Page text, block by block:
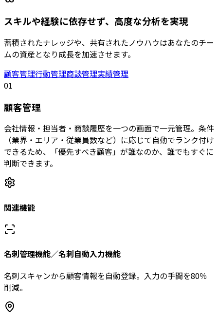
スキルや経験に依存せず、高度な分析を実現
蓄積されたナレッジや、共有されたノウハウはあなたのチー
ムの資産となり成長を加速させます。
顧客管理行動管理商談管理実績管理
01
顧客管理
会社情報・担当者・商談履歴を一つの画面で一元管理。条件
（業界・エリア・従業員数など）に応じて自動でランク付け
できるため、「優先すべき顧客」が誰なのか、誰でもすぐに
判断できます。
関連機能
名刺管理機能／名刺自動入力機能
名刺スキャンから顧客情報を自動登録。入力の手間を80％
削減。